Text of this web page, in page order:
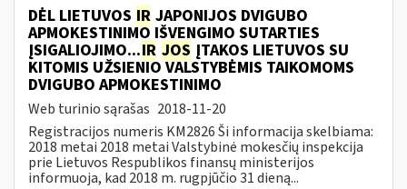
DĖL LIETUVOS IR JAPONIJOS DVIGUBO
APMOKESTINIMO IŠVENGIMO SUTARTIES
ĮSIGALIOJIMO...IR JOS ĮTAKOS LIETUVOS SU
KITOMIS UŽSIENIO VALSTYBĖMIS TAIKOMOMS
DVIGUBO APMOKESTINIMO
Web turinio sąrašas 2018-11-20
Registracijos numeris KM2826 Ši informacija skelbiama:
2018 metai 2018 metai Valstybinė mokesčių inspekcija
prie Lietuvos Respublikos finansų ministerijos
informuoja, kad 2018 m. rugpjūčio 31 dieną...